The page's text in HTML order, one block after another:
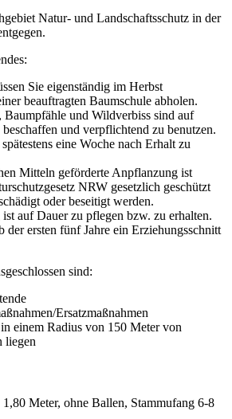
Natur- und Landschaftsschutz in der
Sie eigenständig im Herbst
beauftragten Baumschule abholen.
Baumpfähle und Wildverbiss sind auf
und verpflichtend zu benutzen.
eine Woche nach Erhalt zu
Mitteln geförderte Anpflanzung ist
NRW gesetzlich geschützt
oder beseitigt werden.
auf Dauer zu pflegen bzw. zu erhalten.
der ersten fünf Jahre ein Erziehungsschnitt
sind:
Ersatzmaßnahmen
einem Radius von 150 Meter von
liegen
1,80 Meter, ohne Ballen, Stammufang 6-8